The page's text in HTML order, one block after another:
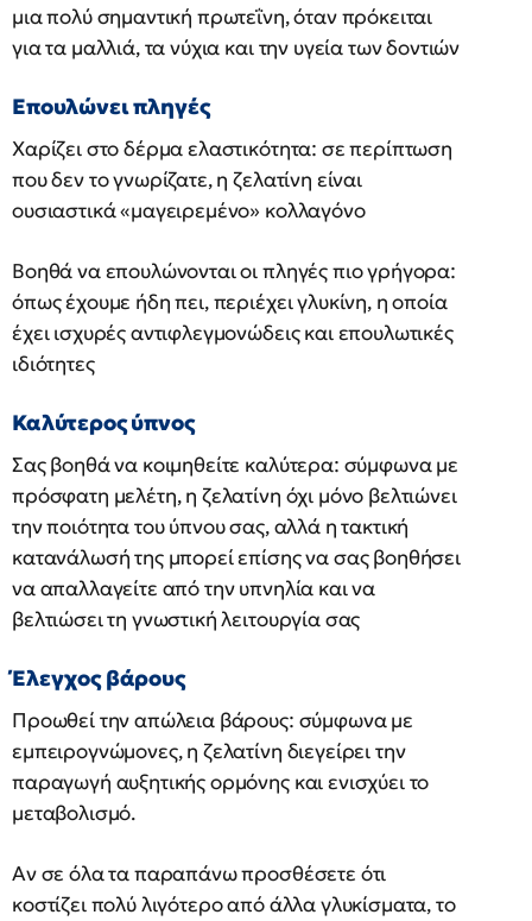
μια πολύ σημαντική πρωτεΐνη, όταν πρόκειται
για τα μαλλιά, τα νύχια και την υγεία των δοντιών
Επουλώνει πληγές
Χαρίζει στο δέρμα ελαστικότητα: σε περίπτωση
που δεν το γνωρίζατε, η ζελατίνη είναι
ουσιαστικά «μαγειρεμένο» κολλαγόνο
Βοηθά να επουλώνονται οι πληγές πιο γρήγορα:
όπως έχουμε ήδη πει, περιέχει γλυκίνη, η οποία
έχει ισχυρές αντιφλεγμονώδεις και επουλωτικές
ιδιότητες
Καλύτερος ύπνος
Σας βοηθά να κοιμηθείτε καλύτερα: σύμφωνα με
πρόσφατη μελέτη, η ζελατίνη όχι μόνο βελτιώνει
την ποιότητα του ύπνου σας, αλλά η τακτική
κατανάλωσή της μπορεί επίσης να σας βοηθήσει
να απαλλαγείτε από την υπνηλία και να
βελτιώσει τη γνωστική λειτουργία σας
Έλεγχος βάρους
Προωθεί την απώλεια βάρους: σύμφωνα με
εμπειρογνώμονες, η ζελατίνη διεγείρει την
παραγωγή αυξητικής ορμόνης και ενισχύει το
μεταβολισμό.
Αν σε όλα τα παραπάνω προσθέσετε ότι
κοστίζει πολύ λιγότερο από άλλα γλυκίσματα, το